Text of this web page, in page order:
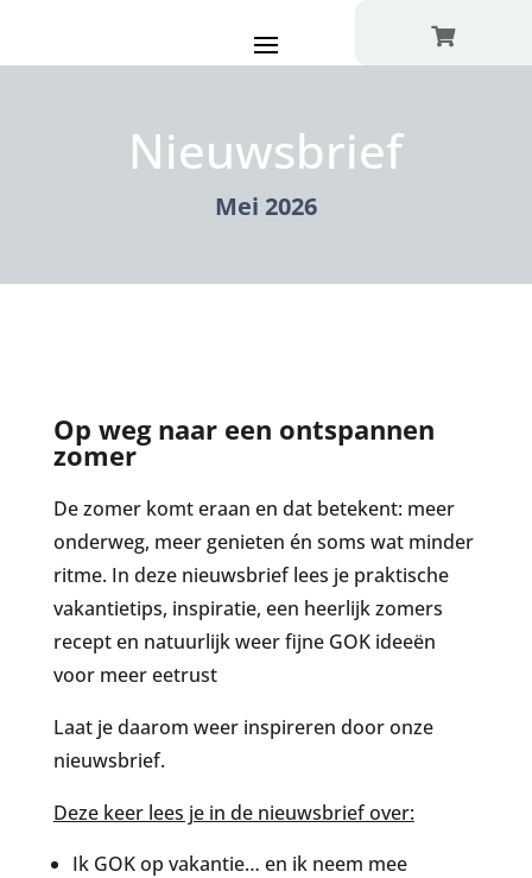

Nieuwsbrief
Mei 2026
Op weg naar een ontspannen
zomer
De zomer komt eraan en dat betekent: meer
onderweg, meer genieten én soms wat minder
ritme. In deze nieuwsbrief lees je praktische
vakantietips, inspiratie, een heerlijk zomers
recept en natuurlijk weer fijne GOK ideeën
voor meer eetrust
Laat je daarom weer inspireren door onze
nieuwsbrief.
Deze keer lees je in de nieuwsbrief over:
Ik GOK op vakantie… en ik neem mee